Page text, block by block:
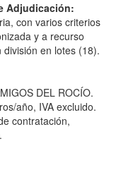
Adjudicación:
con varios criterios
y a recurso
en lotes (18).
DEL ROCÍO.
año, IVA excluido.
contratación,